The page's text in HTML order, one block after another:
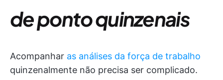
de ponto quinzenais
Acompanhar as análises da força de trabalho
quinzenalmente não precisa ser complicado.